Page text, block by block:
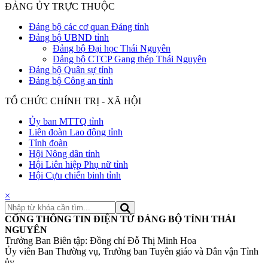
ĐẢNG ỦY TRỰC THUỘC
Đảng bộ các cơ quan Đảng tỉnh
Đảng bộ UBND tỉnh
Đảng bộ Đại học Thái Nguyên
Đảng bộ CTCP Gang thép Thái Nguyên
Đảng bộ Quân sự tỉnh
Đảng bộ Công an tỉnh
TỔ CHỨC CHÍNH TRỊ - XÃ HỘI
Ủy ban MTTQ tỉnh
Liên đoàn Lao động tỉnh
Tỉnh đoàn
Hội Nông dân tỉnh
Hội Liên hiệp Phụ nữ tỉnh
Hội Cựu chiến binh tỉnh
×
CỔNG THÔNG TIN ĐIỆN TỬ ĐẢNG BỘ TỈNH THÁI
NGUYÊN
Trưởng Ban Biên tập: Đồng chí Đỗ Thị Minh Hoa
Ủy viên Ban Thường vụ, Trưởng ban Tuyên giáo và Dân vận Tỉnh